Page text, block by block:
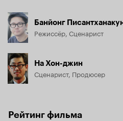
Банйонг
Режиссёр, Сценарист
На Хон-джин
Сценарист, Продюсер
Рейтинг фильма